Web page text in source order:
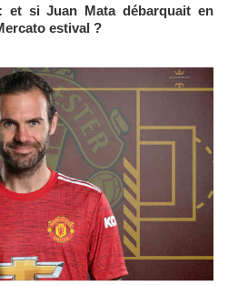
: et si Juan Mata débarquait en
estival ?